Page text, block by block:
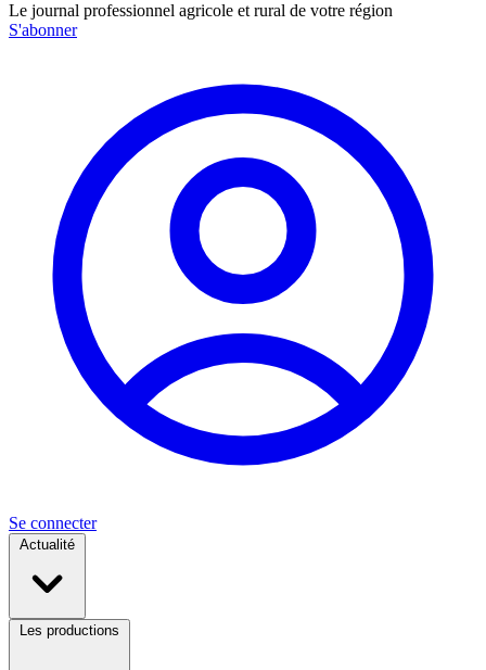
Le journal professionnel agricole et rural de votre région
S'abonner
Se connecter
Actualité
Les productions